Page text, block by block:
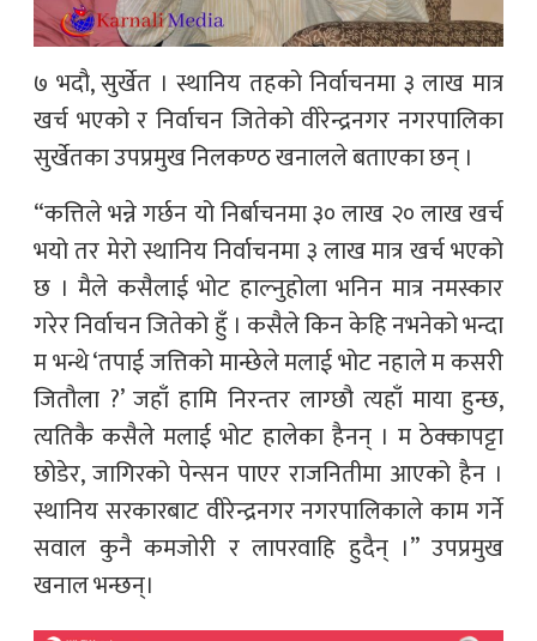
७ भदौ, सुर्खेत । स्थानिय तहको निर्वाचनमा ३ लाख मात्र
खर्च भएको र निर्वाचन जितेको वीरेन्द्रनगर नगरपालिका
सुर्खेतका उपप्रमुख निलकण्ठ खनालले बताएका छन् ।
“कत्तिले भन्ने गर्छन यो निर्बाचनमा ३० लाख २० लाख खर्च
भयो तर मेरो स्थानिय निर्वाचनमा ३ लाख मात्र खर्च भएको
छ । मैले कसैलाई भोट हाल्नुहोला भनिन मात्र नमस्कार
गरेर निर्वाचन जितेको हुँ । कसैले किन केहि नभनेको भन्दा
म भन्थे ‘तपाई जत्तिको मान्छेले मलाई भोट नहाले म कसरी
जितौला ?’ जहाँ हामि निरन्तर लाग्छौ त्यहाँ माया हुन्छ,
त्यतिकै कसैले मलाई भोट हालेका हैनन् । म ठेक्कापट्टा
छोडेर, जागिरको पेन्सन पाएर राजनितीमा आएको हैन ।
स्थानिय सरकारबाट वीरेन्द्रनगर नगरपालिकाले काम गर्ने
सवाल कुनै कमजोरी र लापरवाहि हुदैन् ।” उपप्रमुख
खनाल भन्छन्।